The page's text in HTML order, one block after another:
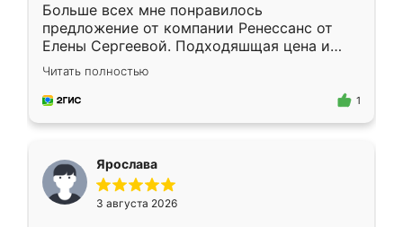
Больше всех мне понравилось
предложение от компании Ренессанс от
Елены Сергеевой. Подходяшщая цена и
короткие сроки изготовления. Приехавший
для замера сотрудник Владислав
предложил по моему эскизу самый
Читать полностью
1
Ярослава
3 августа 2026